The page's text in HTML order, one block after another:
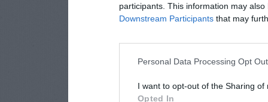
participants. This information may
Downstream Participants that may
Personal Data Processing Opt
I want to opt-out of the Sharing of
Opted In